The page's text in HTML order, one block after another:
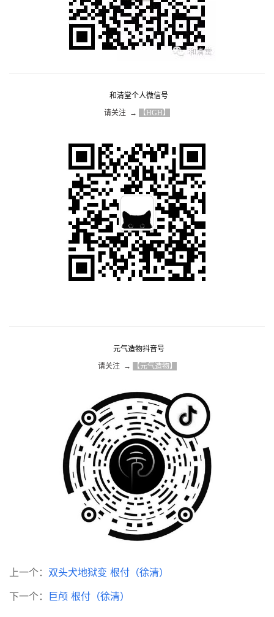
和清堂个人微信号
请关注  → 【HGH】
元气造物抖音号
请关注  → 【元气造物】
上一个： 双头犬地狱变 根付（徐清）
下一个：
巨颅 根付（徐清）